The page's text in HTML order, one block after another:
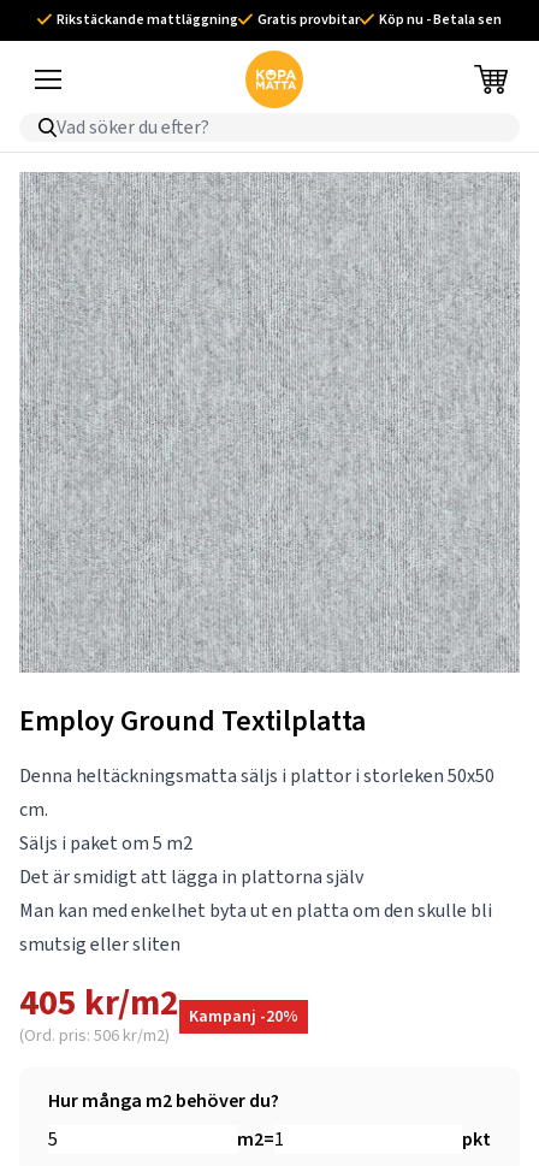
Rikstäckande mattläggning Gratis provbitar Köp nu - Betala sen
Employ Ground Textilplatta
Denna heltäckningsmatta säljs i plattor i storleken 50x50
cm.
Säljs i paket om 5 m2
Det är smidigt att lägga in plattorna själv
Man kan med enkelhet byta ut en platta om den skulle bli
smutsig eller sliten
405 kr/m2
(Ord. pris: 506 kr/m2)
Kampanj -20%
Hur många m2 behöver du?
m2= pkt